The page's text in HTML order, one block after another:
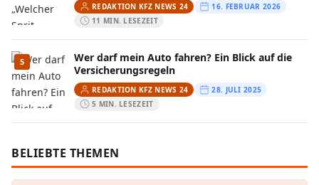
REDAKTION KFZ NEWS 24
16. FEBRUAR 2026
11 MIN. LESEZEIT
5
Wer darf mein Auto fahren? Ein Blick auf die
Versicherungsregeln
REDAKTION KFZ NEWS 24
28. JULI 2025
5 MIN. LESEZEIT
BELIEBTE THEMEN